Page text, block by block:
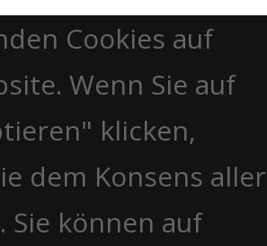
Cookies auf
Wenn Sie auf
klicken,
dem Konsens aller
Sie können auf